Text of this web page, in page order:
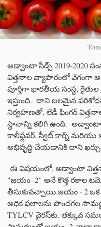
అడ్వాంటా సీడ్స్ 2019-2020
విత్తనాల వ్యాపారంలో వేగంగా
పూర్తిగా భారతీయ సంస్థ,
ఇస్తుంది. దాని బలమైన
నిర్వహణతో, లేడీ ఫింగర్
స్థానాన్ని కలిగి ఉంది.
కాలీఫ్లవర్, స్వీట్ కార్న్
అభివృద్ధి చేయడానికి దాని
ఈ విషయంలో, అడ్వాంటా
"జయం -2" అనే కొత్త రకాల
తీసుకువచ్చాయి.జయం - 2 ఒక
అధిక ఫలాలను పొందగల
TYLCV వైరస్‌కు. తక్కువ